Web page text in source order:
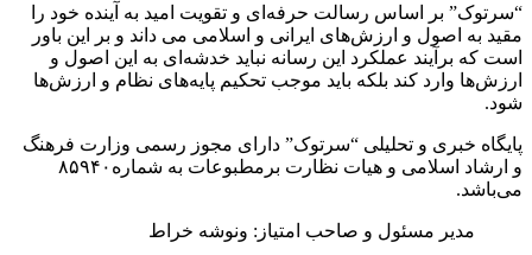
“سرتوک” بر اساس رسالت حرفه‌ای و تقویت امید به آینده خود را
مقید به اصول و ارزش‌های ایرانی و اسلامی می داند و بر این باور
است که برآیند عملکرد این رسانه نباید خدشه‌ای به این اصول و
ارزش‌ها وارد کند بلکه باید موجب تحکیم پایه‌های نظام و ارزش‌ها
شود.
پایگاه خبری و تحلیلی “سرتوک” دارای مجوز رسمی وزارت فرهنگ
و ارشاد اسلامی و هیات نظارت برمطبوعات به شماره۸۵۹۴۰
می‌باشد.
مدیر مسئول و صاحب امتیاز: ونوشه خراط